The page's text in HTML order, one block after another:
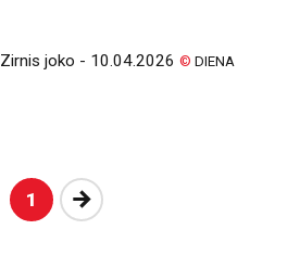
Zirnis joko - 10.04.2026© DIENA
1 Nākošā